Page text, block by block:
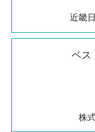
近畿
ベス
株